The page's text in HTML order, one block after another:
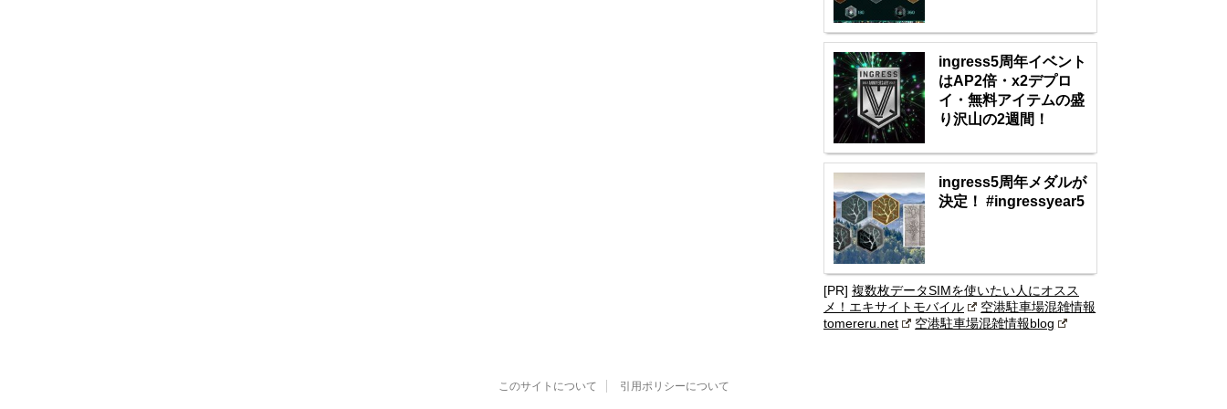
ingress5周年イベント
はAP2倍・x2デプロ
イ・無料アイテムの盛
り沢山の2週間！
ingress5周年メダルが
決定！ #ingressyear5
[PR] 複数枚データSIMを使いたい人にオスス
メ！エキサイトモバイル
空港駐車場混雑情報
tomereru.net
空港駐車場混雑情報blog
このサイトについて 引用ポリシーについて